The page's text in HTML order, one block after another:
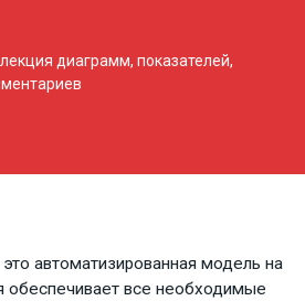
диаграмм, показателей,
автоматизированная модель на
обеспечивает все необходимые